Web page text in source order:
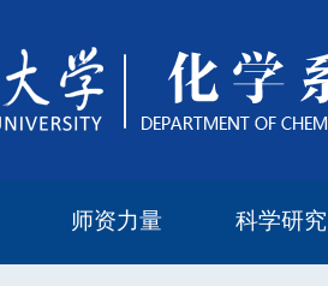
师资力量 科学研究